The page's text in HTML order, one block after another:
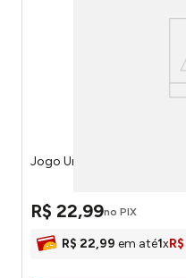
Jogo Uno Express JDF56 -
R$ 22,99no PIX
R$ 22,99 em até1xR$